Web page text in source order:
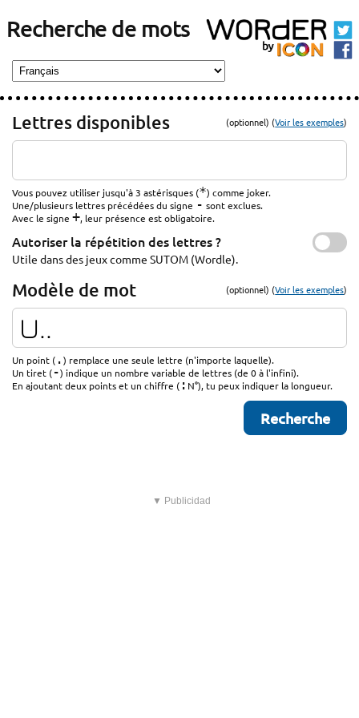
Recherche de mots
Lettres disponibles (optionnel) (Voir les exemples)
Vous pouvez utiliser jusqu'à 3 astérisques (*) comme joker.
Une/plusieurs lettres précédées du signe - sont exclues.
Avec le signe +, leur présence est obligatoire.
Autoriser la répétition des lettres ?
Utile dans des jeux comme SUTOM (Wordle).
Modèle de mot (optionnel) (Voir les exemples)
Un point (.) remplace une seule lettre (n'importe laquelle).
Un tiret (-) indique un nombre variable de lettres (de 0 à l'infini).
En ajoutant deux points et un chiffre (: N°), tu peux indiquer la longueur.
▼ Publicidad